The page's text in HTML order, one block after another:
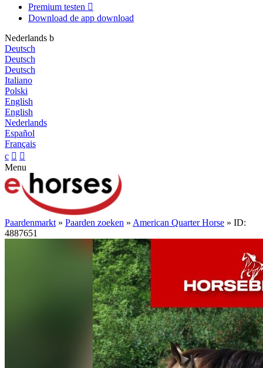
Premium testen 
Download de app download
Nederlands b
Deutsch
Deutsch
Deutsch
Italiano
Polski
English
English
Nederlands
Español
Français
c  
Menu
Paardenmarkt » Paarden zoeken » American Quarter Horse » ID:
4887651